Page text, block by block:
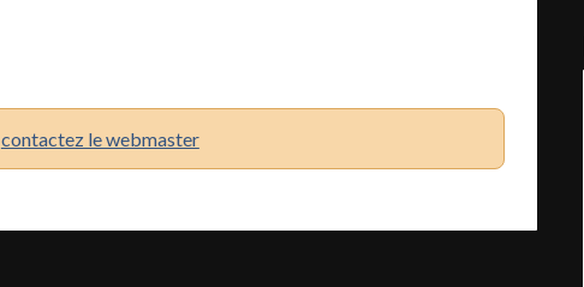
contactez le webmaster